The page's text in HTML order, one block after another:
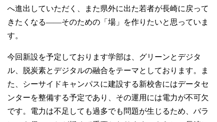
へ進出していただく、また県外に出た若者が長崎に戻って
きたくなる――そのための「場」を作りたいと思っていま
す。
今回新設を予定しております学部は、グリーンとデジタ
ル、脱炭素とデジタルの融合をテーマとしております。ま
た、シーサイドキャンパスに建設する新校舎にはデータセ
ンターを整備する予定であり、その運用には電力が不可欠
です。電力は不足しても過多でも問題が生じるため、バラ